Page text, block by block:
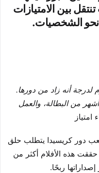
بين الامتيازات
نحو الشخصيات.
لدرجة أنه زاد من دورها.
من البطالة، والعمل
امتياز
دور كريسيدا يتطلب حلق
هذه الأفلام أكثر من